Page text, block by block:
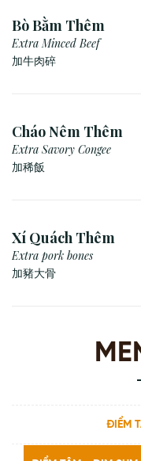
Bò Bằm Thêm
Extra Minced Beef
加牛肉碎
Cháo Nêm Thêm
Extra Savory Congee
加稀飯
Xí Quách Thêm
Extra pork bones
加豬大骨
ĐIỂM